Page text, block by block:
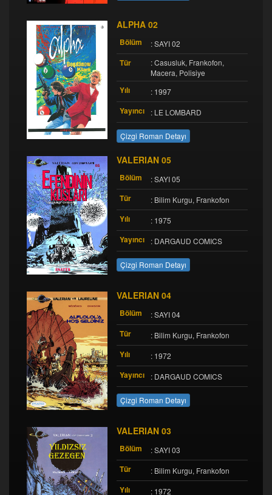
ALPHA 02
Bölüm : SAYI 02
Tür
: Casusluk, Frankofon,
Macera, Polisiye
Yılı : 1997
Yayıncı : LE LOMBARD
Çizgi Roman Detayı
VALERIAN 05
Bölüm : SAYI 05
Tür : Bilim Kurgu, Frankofon
Yılı : 1975
Yayıncı : DARGAUD COMICS
Çizgi Roman Detayı
VALERIAN 04
Bölüm : SAYI 04
Tür : Bilim Kurgu, Frankofon
Yılı : 1972
Yayıncı : DARGAUD COMICS
Çizgi Roman Detayı
VALERIAN 03
Bölüm : SAYI 03
Tür : Bilim Kurgu, Frankofon
Yılı : 1972